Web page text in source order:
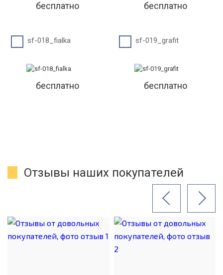
бесплатно бесплатно
sf-018_fialka
бесплатно
sf-019_grafit
бесплатно
Отзывы наших покупателей